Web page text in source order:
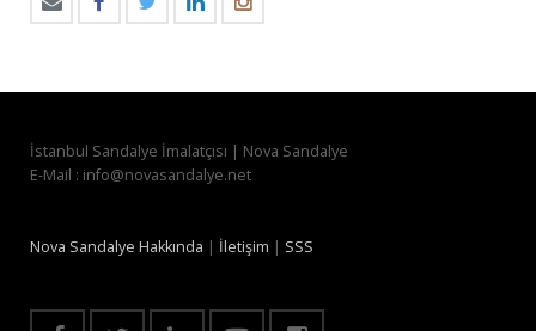
İstanbul Sandalye İmalatçısı | Nova Sandalye
E-Mail : info@novasandalye.net
Nova Sandalye Hakkında | İletişim | SSS